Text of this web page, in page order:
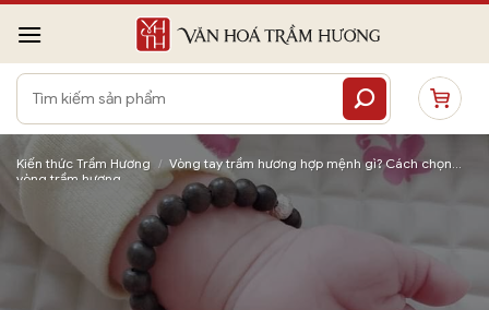
qua
nội
dung
Tìm
Kiến thức Trầm Hương / Vòng tay trầm hương hợp mệnh gì? Cách chọn
vòng trầm hương